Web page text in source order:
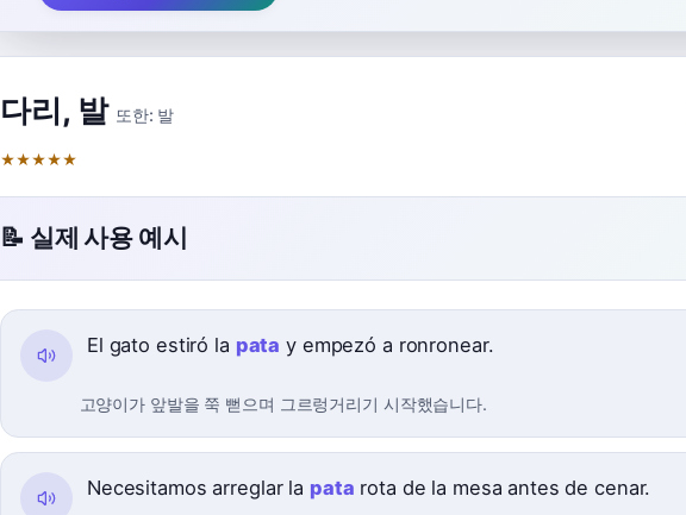
다리, 발 또한: 발
★★★★★
📝 실제 사용 예시
El gato estiró la pata y empezó a ronronear.
고양이가 앞발을 쭉 뻗으며 그르렁거리기 시작했습니다.
Necesitamos arreglar la pata rota de la mesa antes de cenar.